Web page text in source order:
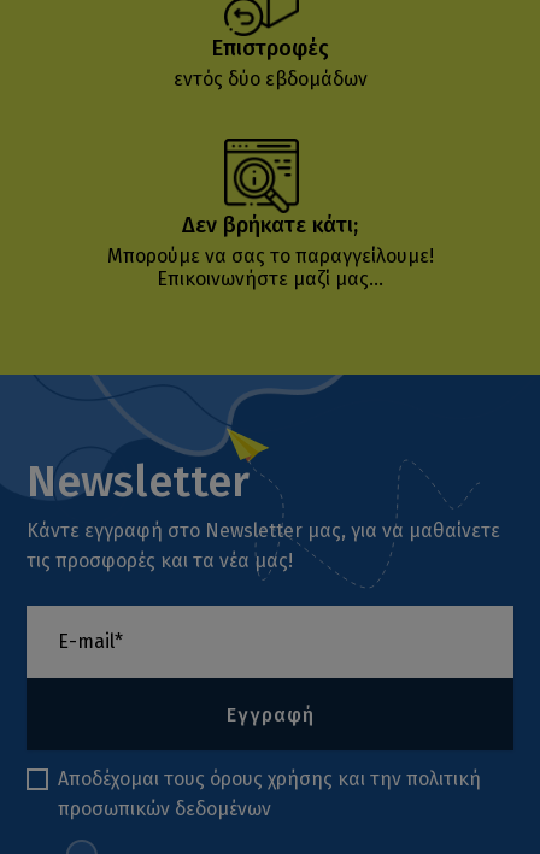
Επιστροφές
εντός δύο εβδομάδων
Δεν βρήκατε κάτι;
Μπορούμε να σας το παραγγείλουμε!
Επικοινωνήστε μαζί μας...
Newsletter
Κάντε εγγραφή στο Newsletter μας, για να μαθαίνετε
τις προσφορές και τα νέα μας!
Εγγραφή
Αποδέχομαι τους όρους χρήσης και τηνπολιτική
προσωπικών δεδομένων